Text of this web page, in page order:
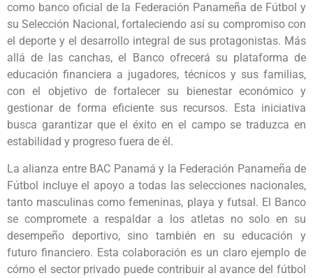
como banco oficial de la Federación Panameña de Fútbol y
su Selección Nacional, fortaleciendo así su compromiso con
el deporte y el desarrollo integral de sus protagonistas. Más
allá de las canchas, el Banco ofrecerá su plataforma de
educación financiera a jugadores, técnicos y sus familias,
con el objetivo de fortalecer su bienestar económico y
gestionar de forma eficiente sus recursos. Esta iniciativa
busca garantizar que el éxito en el campo se traduzca en
estabilidad y progreso fuera de él.
La alianza entre BAC Panamá y la Federación Panameña de
Fútbol incluye el apoyo a todas las selecciones nacionales,
tanto masculinas como femeninas, playa y futsal. El Banco
se compromete a respaldar a los atletas no solo en su
desempeño deportivo, sino también en su educación y
futuro financiero. Esta colaboración es un claro ejemplo de
cómo el sector privado puede contribuir al avance del fútbol